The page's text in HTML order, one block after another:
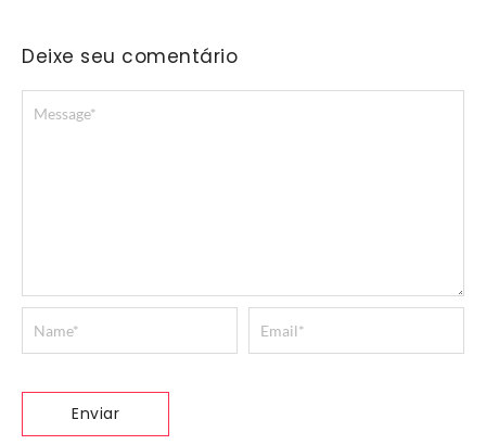
Deixe seu comentário